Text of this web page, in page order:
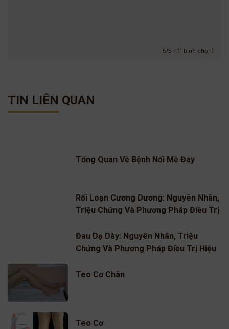
5/5 - (1 bình chọn)
TIN LIÊN QUAN
Tổng Quan Về Bệnh Nổi Mề Đay
Rối Loạn Cương Dương: Nguyên Nhân,
Triệu Chứng Và Phương Pháp Điều Trị
Đau Dạ Dày: Nguyên Nhân, Triệu
Chứng Và Phương Pháp Điều Trị Hiệu
Teo Cơ Chân
Teo Cơ